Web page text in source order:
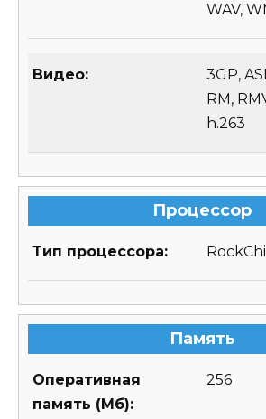
WAV,
Видео:
3GP,
RM,
h.263
Процессор
Тип процессора:
Память
Оперативная
память (Мб):
256